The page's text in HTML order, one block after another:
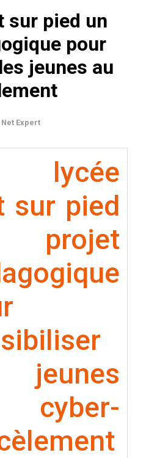
sur pied un
pour
jeunes au
Net Expert
lycée
sur pied
projet
jeunes
cyber-